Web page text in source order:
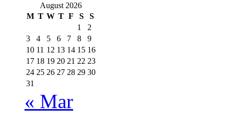
August 2026
M T W T F S
S
1
2
3
4 5 6 7 8
9
10 11 12 13 14 15 16
17 18 19 20 21 22 23
24 25 26 27 28 29 30
31
« Mar